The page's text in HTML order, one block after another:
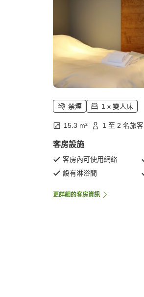
禁煙 1 x 雙人床
15.3 m² 1 至 2 名旅客
客房設施
客房內可使用網絡
設有淋浴間
更詳細的客房資訊